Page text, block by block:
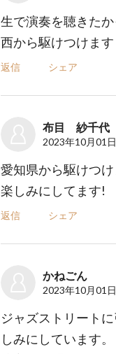
生で演奏を聴きた
西から駆けつけます
返信 シェア
布目 紗千代
2023年10月01日
愛知県から駆けつ
楽しみにしてます!
返信 シェア
かねごん
2023年10月01日
ジャズストリート
しみにしています。